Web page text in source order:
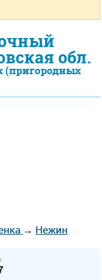
обл.
(пригородных
→ Нежин